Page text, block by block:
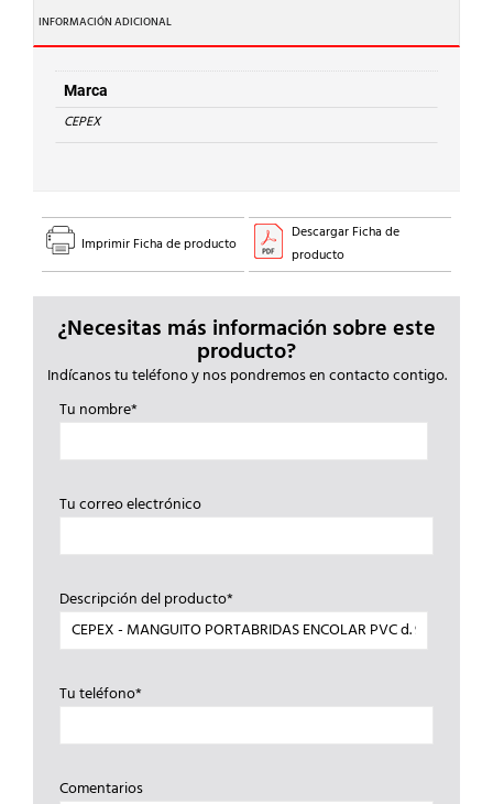
ENCOLAR
PVC
d.
90
cantidad
INFORMACIÓN ADICIONAL
Marca
CEPEX
Imprimir Ficha de producto
Descargar Ficha de
producto
¿Necesitas más información sobre este
producto?
Indícanos tu teléfono y nos pondremos en contacto contigo.
Tu nombre*
Tu correo electrónico
Descripción del producto*
Tu teléfono*
Comentarios